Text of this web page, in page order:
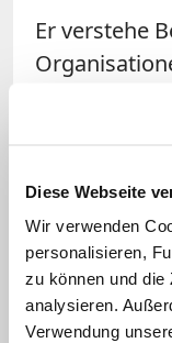
Diese Webseite
Wir verwenden
personalisieren,
zu können und die
analysieren.
Verwendung
Er verstehe
wird, dass
werden
wir Christen
Bekenntnis